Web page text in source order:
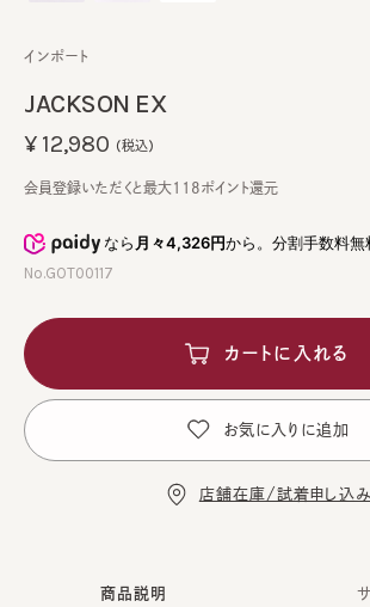
JACKSON EX
インポート
なら月々4,326円から。分割手数料無
No.GOT00117
¥12,980 (税込)
会員登録いただくと最大118ポイント還元
カートに入れる
お気に入りに追加
店舗在庫/試着申し込み
商品説明